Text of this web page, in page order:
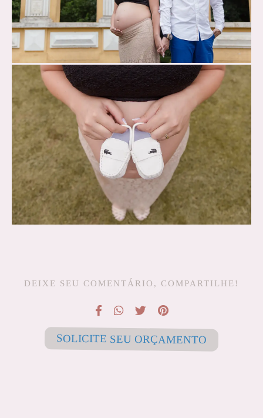
DEIXE SEU COMENTÁRIO, COMPARTILHE!
SOLICITE SEU ORÇAMENTO